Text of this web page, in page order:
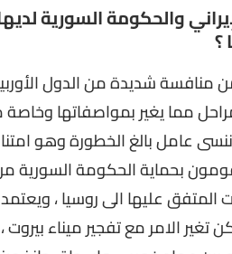
والحكومة السورية
؟
منافسة شديدة من الدول
مما يغير بمواصفاتها
ننسى عامل بالغ الخطورة وهو
بحماية الحكومة
عليها الى روسيا ،
الامر مع تفجير ميناء بيروت